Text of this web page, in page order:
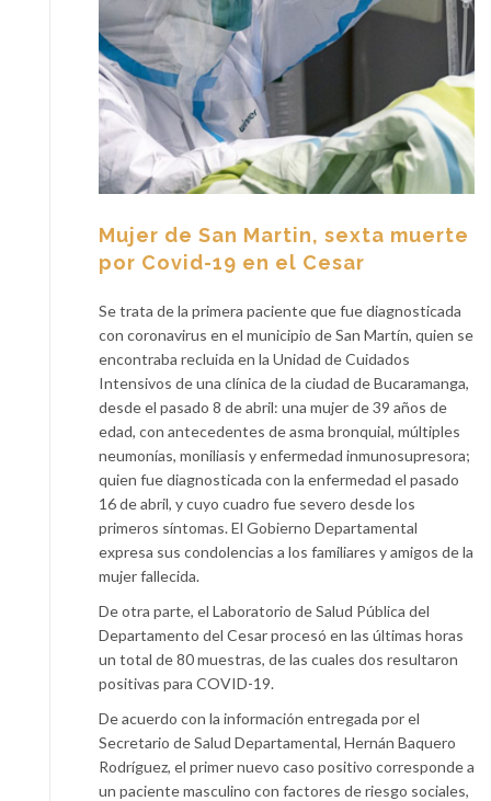
Mujer de San Martin, sexta muerte
por Covid-19 en el Cesar
Se trata de la primera paciente que fue diagnosticada
con coronavirus en el municipio de San Martín, quien se
encontraba recluida en la Unidad de Cuidados
Intensivos de una clínica de la ciudad de Bucaramanga,
desde el pasado 8 de abril: una mujer de 39 años de
edad, con antecedentes de asma bronquial, múltiples
neumonías, moniliasis y enfermedad inmunosupresora;
quien fue diagnosticada con la enfermedad el pasado
16 de abril, y cuyo cuadro fue severo desde los
primeros síntomas. El Gobierno Departamental
expresa sus condolencias a los familiares y amigos de la
mujer fallecida.
De otra parte, el Laboratorio de Salud Pública del
Departamento del Cesar procesó en las últimas horas
un total de 80 muestras, de las cuales dos resultaron
positivas para COVID-19.
De acuerdo con la información entregada por el
Secretario de Salud Departamental, Hernán Baquero
Rodríguez, el primer nuevo caso positivo corresponde a
un paciente masculino con factores de riesgo sociales,